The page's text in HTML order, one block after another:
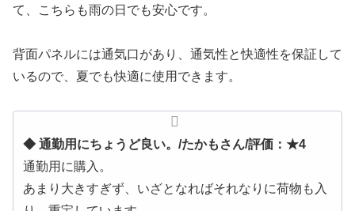
て、こちらも雨の日でも安心です。
背面パネルには通気口があり、通気性と快適性を保証して
いるので、夏でも快適に使用できます。
◆ 通勤用にちょうど良い。/たかもさん/評価：★4
通勤用に購入。
あまり大きすぎず、いざとなればそれなりに荷物も入